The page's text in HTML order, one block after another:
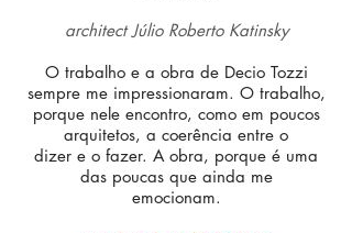
architect Júlio Roberto Katinsky
O trabalho e a obra de Decio Tozzi
sempre me impressionaram. O trabalho,
porque nele encontro, como em poucos
arquitetos, a coerência entre o
dizer e o fazer. A obra, porque é uma
das poucas que ainda me
emocionam.